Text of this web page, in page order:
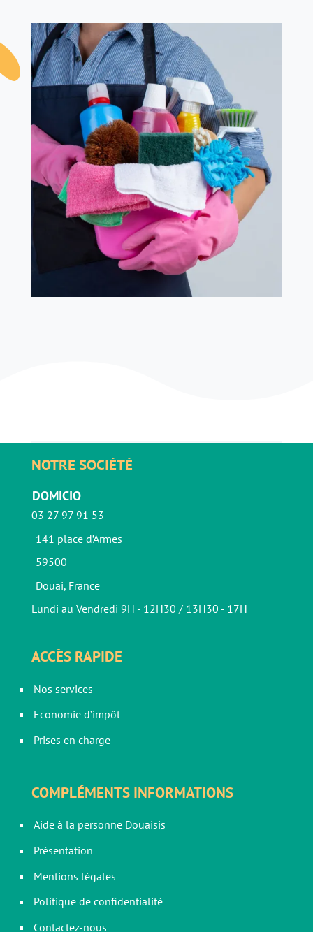
NOTRE SOCIÉTÉ
DOMICIO
03 27 97 91 53
141 place d’Armes
59500
Douai, France
Lundi au Vendredi 9H - 12H30 / 13H30 - 17H
ACCÈS RAPIDE
Nos services
Economie d’impôt
Prises en charge
COMPLÉMENTS INFORMATIONS
Aide à la personne Douaisis
Présentation
Mentions légales
Politique de confidentialité
Contactez-nous